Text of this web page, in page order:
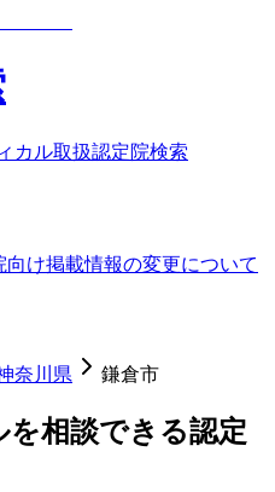
カル取扱認定院検索
向け掲載情報の変更について
奈川県 鎌倉市
を相談できる認定